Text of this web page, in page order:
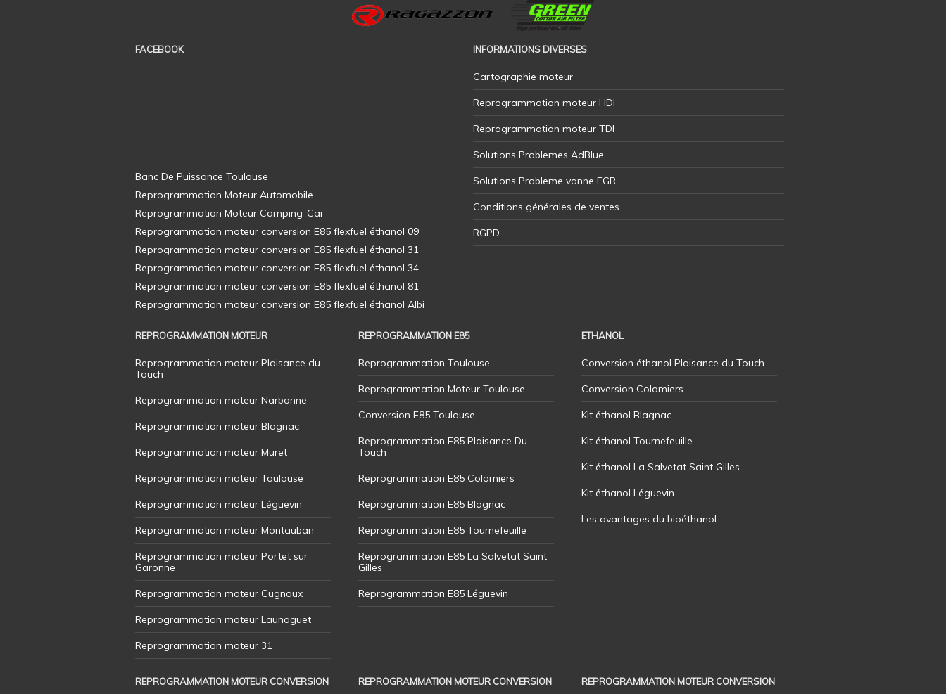
FACEBOOK INFORMATIONS DIVERSES
Cartographie moteur
Reprogrammation moteur HDI
Reprogrammation moteur TDI
Solutions Problemes AdBlue
Solutions Probleme vanne EGR
Conditions générales de ventes
RGPD
REPROGRAMMATION MOTEUR
Reprogrammation moteur Plaisance du
Touch
Reprogrammation moteur Narbonne
Reprogrammation moteur Blagnac
Reprogrammation moteur Muret
Reprogrammation moteur Toulouse
Reprogrammation moteur Léguevin
Reprogrammation moteur Montauban
Reprogrammation moteur Portet sur
Garonne
Reprogrammation moteur Cugnaux
Reprogrammation moteur Launaguet
Reprogrammation moteur 31
REPROGRAMMATION E85
Reprogrammation Toulouse
Reprogrammation Moteur Toulouse
Conversion E85 Toulouse
Reprogrammation E85 Plaisance Du
Touch
Reprogrammation E85 Colomiers
Reprogrammation E85 Blagnac
Reprogrammation E85 Tournefeuille
Reprogrammation E85 La Salvetat Saint
Gilles
Reprogrammation E85 Léguevin
ETHANOL
Conversion éthanol Plaisance du Touch
Conversion Colomiers
Kit éthanol Blagnac
Kit éthanol Tournefeuille
Kit éthanol La Salvetat Saint Gilles
Kit éthanol Léguevin
Les avantages du bioéthanol
REPROGRAMMATION MOTEUR CONVERSION REPROGRAMMATION MOTEUR CONVERSION REPROGRAMMATION MOTEUR CONVERSION
Banc De Puissance Toulouse
Reprogrammation Moteur Automobile
Reprogrammation Moteur Camping-Car
Reprogrammation moteur conversion E85 flexfuel éthanol 09
Reprogrammation moteur conversion E85 flexfuel éthanol 31
Reprogrammation moteur conversion E85 flexfuel éthanol 34
Reprogrammation moteur conversion E85 flexfuel éthanol 81
Reprogrammation moteur conversion E85 flexfuel éthanol Albi